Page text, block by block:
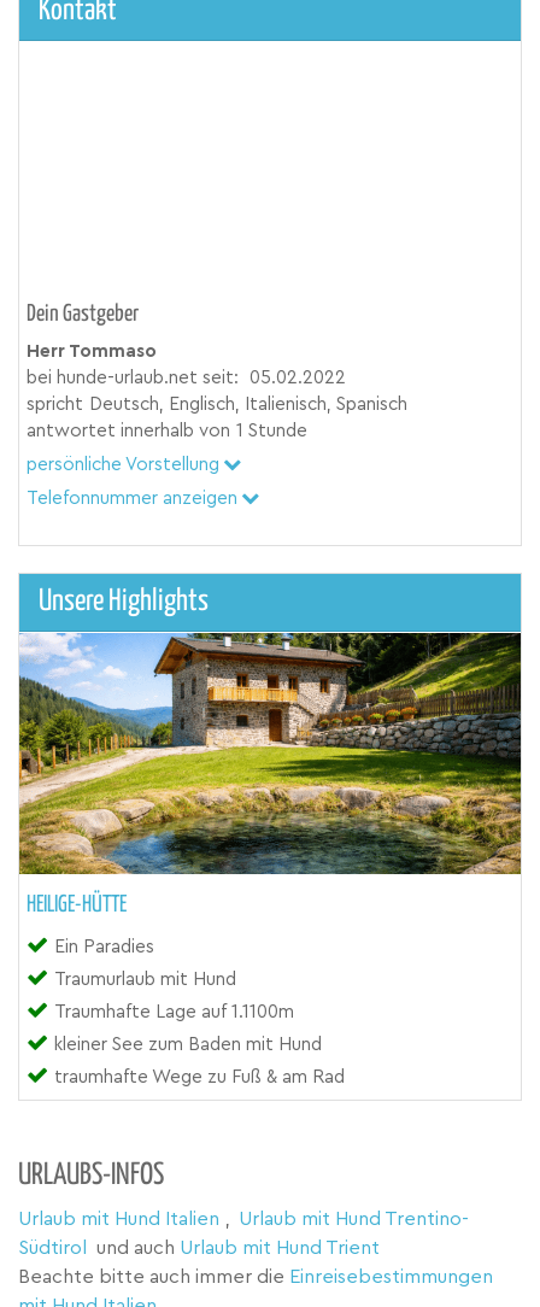
Kontakt
Dein Gastgeber
Herr Tommaso
bei hunde-urlaub.net seit:
05.02.2022
spricht Deutsch, Englisch, Italienisch, Spanisch
antwortet innerhalb von 1 Stunde
persönliche Vorstellung
Telefonnummer anzeigen
Unsere Highlights
HEILIGE-HÜTTE
Ein Paradies
Traumurlaub mit Hund
Traumhafte Lage auf 1.1100m
kleiner See zum Baden mit Hund
traumhafte Wege zu Fuß & am Rad
URLAUBS-INFOS
Urlaub mit Hund Italien , Urlaub mit Hund Trentino-
Südtirol
und auch Urlaub mit Hund Trient
Beachte bitte auch immer die Einreisebestimmungen